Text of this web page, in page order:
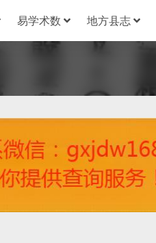
易学术数 地方县志